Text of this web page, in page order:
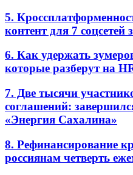
5.
контент для 7
6. Как удержать
которые разберут на
7. Две тысячи
соглашений:
«Энергия Сахалина»
8. Рефинансирование
россиянам четверть